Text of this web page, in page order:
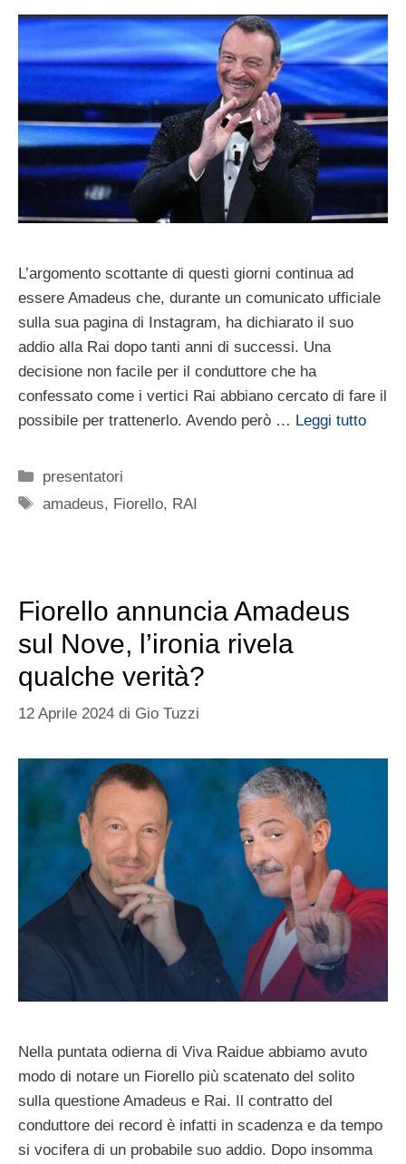
L’argomento scottante di questi giorni continua ad
essere Amadeus che, durante un comunicato ufficiale
sulla sua pagina di Instagram, ha dichiarato il suo
addio alla Rai dopo tanti anni di successi. Una
decisione non facile per il conduttore che ha
confessato come i vertici Rai abbiano cercato di fare il
possibile per trattenerlo. Avendo però … Leggi tutto
Categorie
presentatori
Tag
amadeus, Fiorello, RAI
Fiorello annuncia Amadeus
sul Nove, l’ironia rivela
qualche verità?
12 Aprile 2024 di Gio Tuzzi
Nella puntata odierna di Viva Raidue abbiamo avuto
modo di notare un Fiorello più scatenato del solito
sulla questione Amadeus e Rai. Il contratto del
conduttore dei record è infatti in scadenza e da tempo
si vocifera di un probabile suo addio. Dopo insomma